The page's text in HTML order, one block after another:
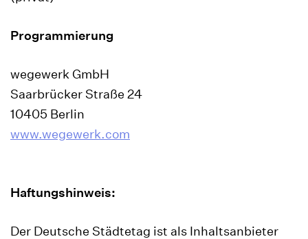
Programmierung
wegewerk GmbH
Saarbrücker Straße 24
10405 Berlin
www.wegewerk.com
Haftungshinweis:
Der Deutsche Städtetag ist als Inhaltsanbieter